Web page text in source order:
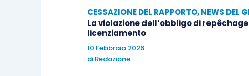
CESSAZIONE DEL RAPPORTO,NEWS DEL
La violazione dell’obbligo di
licenziamento
10 Febbraio 2026
di Redazione